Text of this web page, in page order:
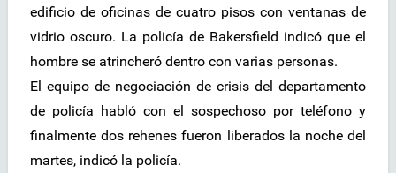
edificio de oficinas de cuatro pisos con ventanas de
vidrio oscuro. La policía de Bakersfield indicó que el
hombre se atrincheró dentro con varias personas.
El equipo de negociación de crisis del departamento
de policía habló con el sospechoso por teléfono y
finalmente dos rehenes fueron liberados la noche del
martes, indicó la policía.